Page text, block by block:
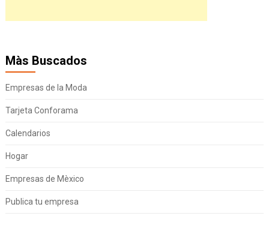
Màs Buscados
Empresas de la Moda
Tarjeta Conforama
Calendarios
Hogar
Empresas de Mèxico
Publica tu empresa